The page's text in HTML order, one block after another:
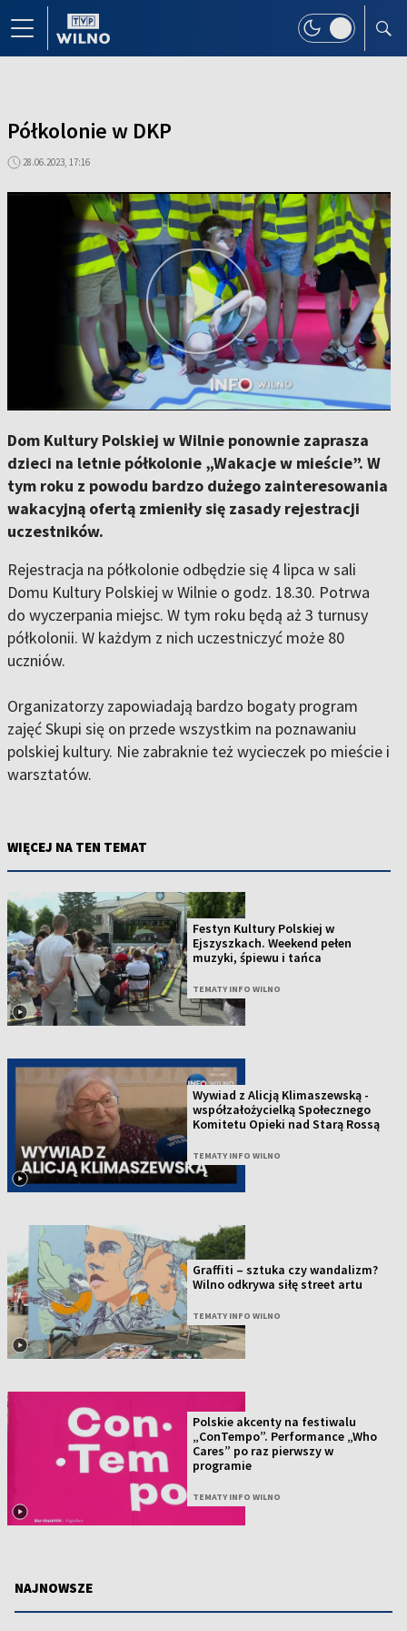
Półkolonie w DKP
28.06.2023, 17:16
Dom Kultury Polskiej w Wilnie ponownie zaprasza
dzieci na letnie półkolonie „Wakacje w mieście”. W
tym roku z powodu bardzo dużego zainteresowania
wakacyjną ofertą zmieniły się zasady rejestracji
uczestników.
Rejestracja na półkolonie odbędzie się 4 lipca w sali
Domu Kultury Polskiej w Wilnie o godz. 18.30. Potrwa
do wyczerpania miejsc. W tym roku będą aż 3 turnusy
półkolonii. W każdym z nich uczestniczyć może 80
uczniów.
Organizatorzy zapowiadają bardzo bogaty program
zajęć Skupi się on przede wszystkim na poznawaniu
polskiej kultury. Nie zabraknie też wycieczek po mieście i
warsztatów.
WIĘCEJ NA TEN TEMAT
Festyn Kultury Polskiej w
Ejszyszkach. Weekend pełen
muzyki, śpiewu i tańca
TEMATY INFO WILNO
Wywiad z Alicją Klimaszewską -
współzałożycielką Społecznego
Komitetu Opieki nad Starą Rossą
TEMATY INFO WILNO
Graffiti – sztuka czy wandalizm?
Wilno odkrywa siłę street artu
TEMATY INFO WILNO
Polskie akcenty na festiwalu
„ConTempo”. Performance „Who
Cares” po raz pierwszy w
programie
TEMATY INFO WILNO
NAJNOWSZE